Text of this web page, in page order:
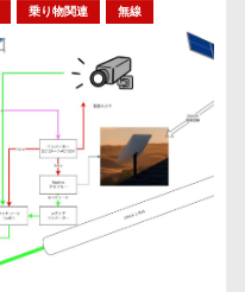
乗り物関連 無線